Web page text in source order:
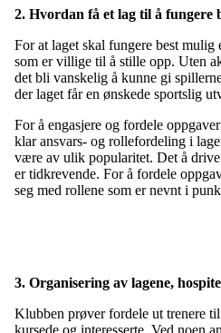
2. Hvordan få et lag til å fungere
For at laget skal fungere best
som er villige til å stille opp. Uten
det bli vanskelig å kunne gi
der laget får en ønskede sportslig
For å engasjere og fordele
klar ansvars- og rollefordeling i
være av ulik popularitet. Det å
er tidkrevende. For å fordele
seg med rollene som er nevnt i
3. Organisering av lagene,
Klubben prøver fordele ut trenere
kursede og interesserte. Ved noen